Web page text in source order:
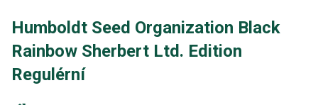
Humboldt Seed Organization Black
Rainbow Sherbert Ltd. Edition
Regulérní